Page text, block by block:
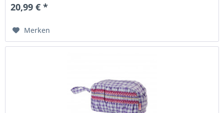
20,99 € *
Merken